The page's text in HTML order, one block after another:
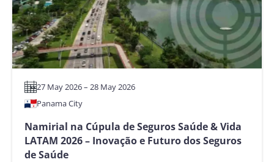
27 May 2026 – 28 May 2026
Panama City
Namirial na Cúpula de Seguros Saúde & Vida
LATAM 2026 – Inovação e Futuro dos Seguros
de Saúde